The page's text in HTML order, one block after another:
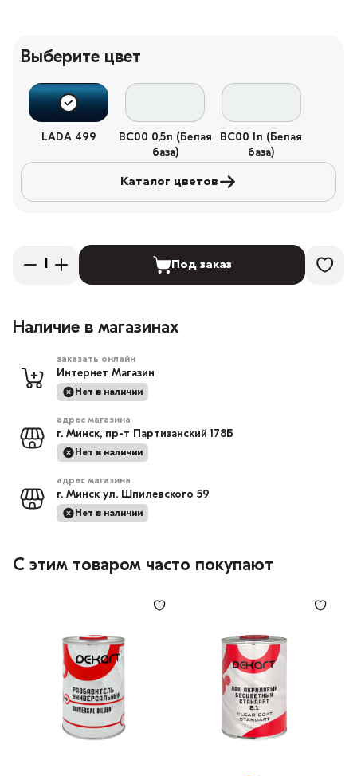
Выберите цвет
LADA 499
BC00 0,5л (Белая
база)
BC00 1л (Белая
база)
Каталог цветов
Под заказ
Наличие в магазинах
заказать онлайн
Интернет Магазин
Нет в наличии
адрес магазина
г. Минск, пр-т Партизанский 178Б
Нет в наличии
адрес магазина
г. Минск ул. Шпилевского 59
Нет в наличии
С этим товаром часто покупают